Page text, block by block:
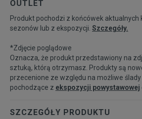
Powiadom o
L
Powiadom o
dostępności
dostępności
OUTLET
Produkt pochodzi z końcówek aktualnych
sezonów lub z ekspozycji. Szczegóły.
*Zdjęcie poglądowe
Oznacza, że produkt przedstawiony na
sztuką, którą otrzymasz. Produkty są
przecenione ze względu na możliwe
pochodzące z ekspozycji powystawowej
SZCZEGÓŁY PRODUKTU